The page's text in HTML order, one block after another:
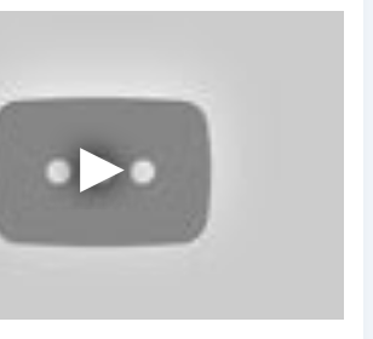
або інтернет-банкінг)
Приватбанку
самообслуговування
18.03.2024 р.